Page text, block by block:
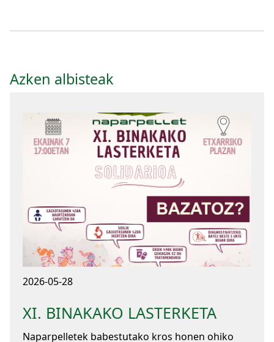
Azken albisteak
2026-05-28
XI. BINAKAKO LASTERKETA
Naparpelletek babestutako kros honen ohiko